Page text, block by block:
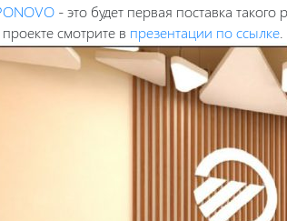
- это будет первая поставка
смотрите в презентации по ссылке